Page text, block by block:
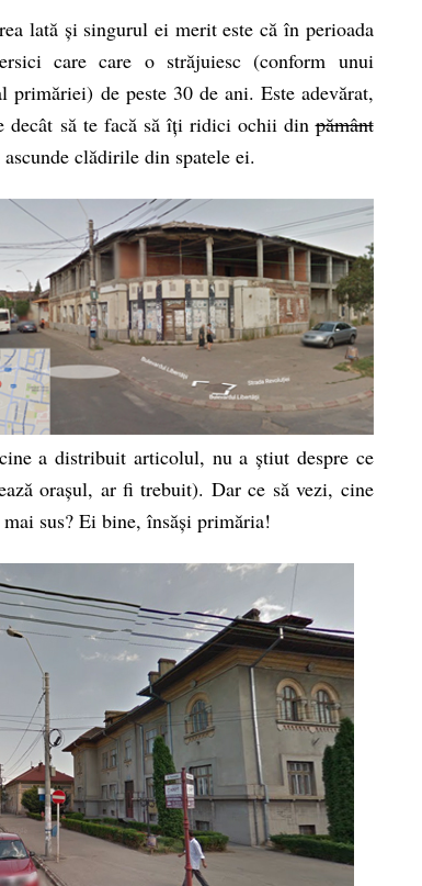
lată și singurul ei merit este că în perioada
care care o străjuiesc (conform unui
primăriei) de peste 30 de ani. Este adevărat,
decât să te facă să îți ridici ochii dinpământ
clădirile din spatele ei.
a distribuit articolul, nu a știut despre ce
orașul, ar fi trebuit). Dar ce să vezi, cine
sus? Ei bine, însăși primăria!